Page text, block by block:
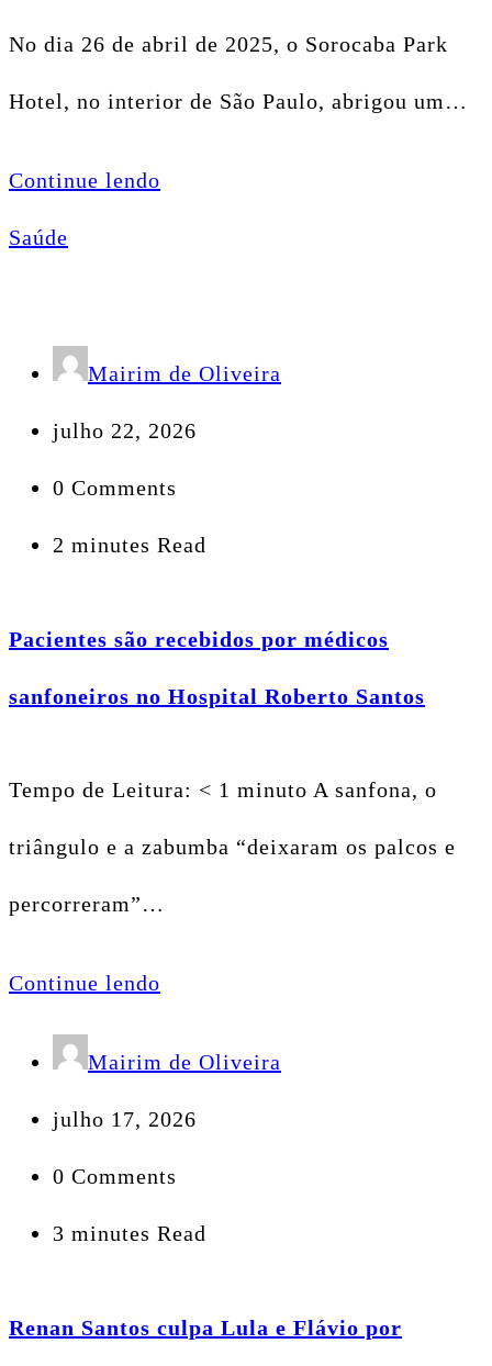
No dia 26 de abril de 2025, o Sorocaba Park
Hotel, no interior de São Paulo, abrigou um…
Continue lendo
Saúde
Mairim de Oliveira
julho 22, 2026
0 Comments
2 minutes Read
Pacientes são recebidos por médicos
sanfoneiros no Hospital Roberto Santos
Tempo de Leitura: < 1 minuto A sanfona, o
triângulo e a zabumba “deixaram os palcos e
percorreram”…
Continue lendo
Mairim de Oliveira
julho 17, 2026
0 Comments
3 minutes Read
Renan Santos culpa Lula e Flávio por